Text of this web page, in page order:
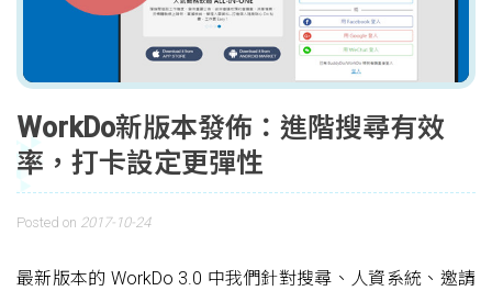
WorkDo新版本發佈：進階搜尋有效
率，打卡設定更彈性
Posted on 2017-10-24
最新版本的 WorkDo 3.0 中我們針對搜尋、人資系統、邀請